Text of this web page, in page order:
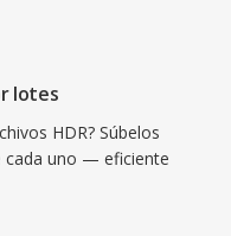
lotes
HDR? Súbelos
cada uno — eficiente